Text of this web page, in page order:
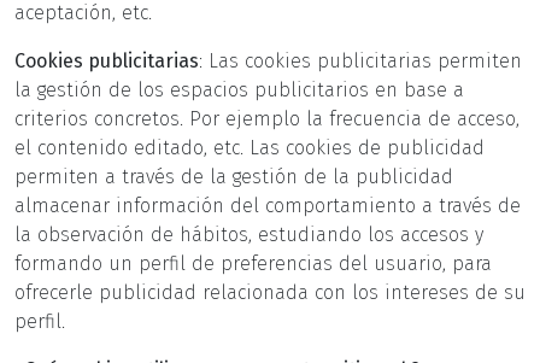
aceptación, etc.
Cookies publicitarias: Las cookies publicitarias permiten
la gestión de los espacios publicitarios en base a
criterios concretos. Por ejemplo la frecuencia de acceso,
el contenido editado, etc. Las cookies de publicidad
permiten a través de la gestión de la publicidad
almacenar información del comportamiento a través de
la observación de hábitos, estudiando los accesos y
formando un perfil de preferencias del usuario, para
ofrecerle publicidad relacionada con los intereses de su
perfil.